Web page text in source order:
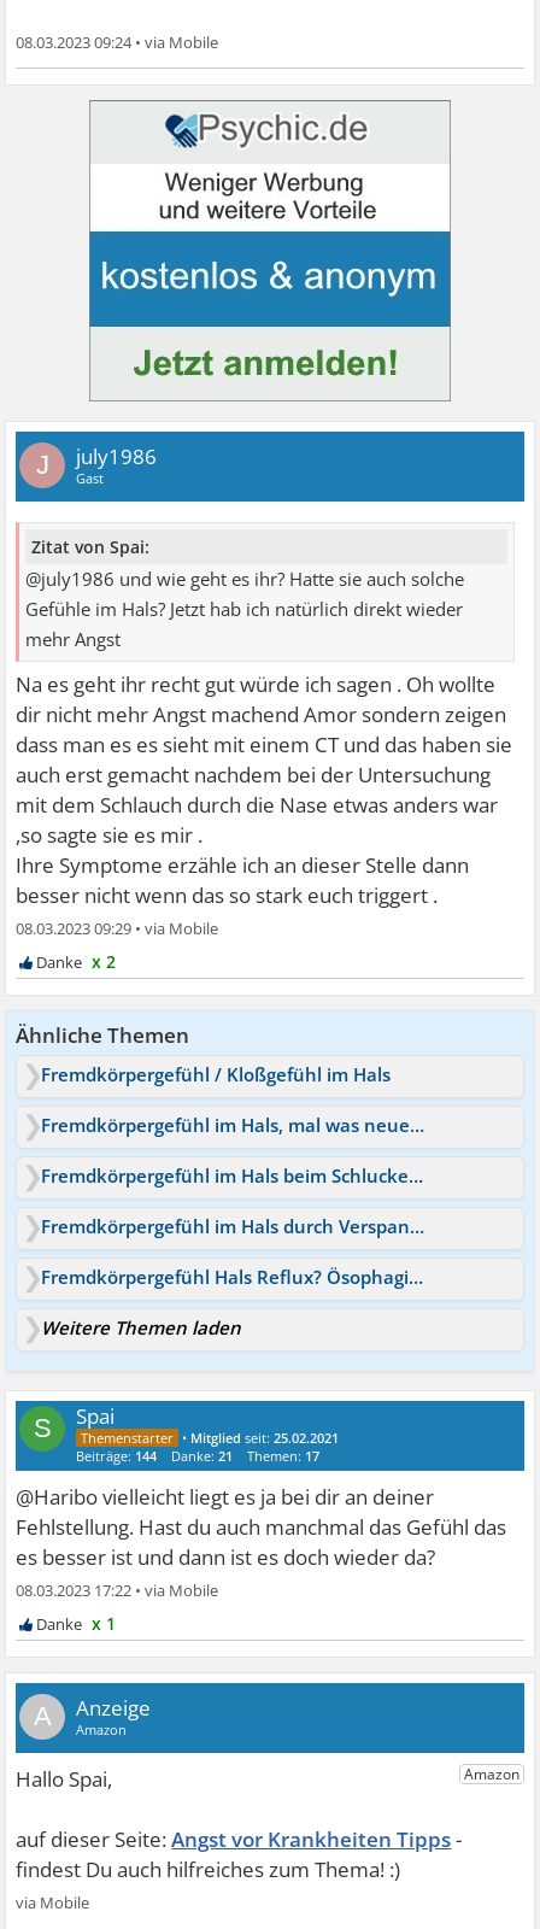
08.03.2023 09:24•
J july1986
Gast
Zitat von Spai:
@july1986 und wie geht es ihr? Hatte sie auch solche
Gefühle im Hals? Jetzt hab ich natürlich direkt wieder
mehr Angst
Na es geht ihr recht gut würde ich sagen . Oh wollte
dir nicht mehr Angst machend Amor sondern zeigen
dass man es es sieht mit einem CT und das haben sie
auch erst gemacht nachdem bei der Untersuchung
mit dem Schlauch durch die Nase etwas anders war
,so sagte sie es mir .
Ihre Symptome erzähle ich an dieser Stelle dann
besser nicht wenn das so stark euch triggert .
08.03.2023 09:29 •
x 2
Ähnliche Themen
Fremdkörpergefühl / Kloßgefühl im Hals
Fremdkörpergefühl im Hals, mal was neues ^^
Fremdkörpergefühl im Hals beim Schlucken - Angst
Fremdkörpergefühl im Hals durch Verspannungen BWS?
Fremdkörpergefühl Hals Reflux? Ösophagitis ?Erstickungs
Weitere Themen laden
S Spai
• Mitglied seit:25.02.2021
Beiträge: 144 Danke:21 Themen: 17
@Haribo vielleicht liegt es ja bei dir an deiner
Fehlstellung. Hast du auch manchmal das Gefühl das
es besser ist und dann ist es doch wieder da?
08.03.2023 17:22 •
x 1
A
Angst vor Krankheiten Tipps